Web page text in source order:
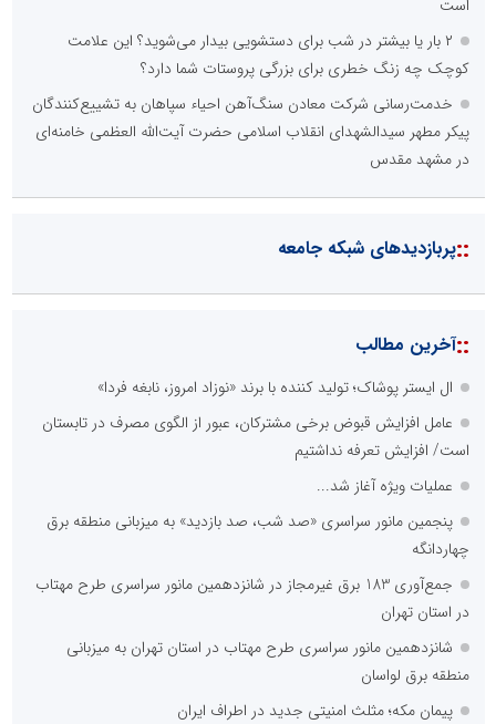
است
۲ بار یا بیشتر در شب برای دستشویی بیدار می‌شوید؟ این علامت
کوچک چه زنگ خطری برای بزرگی پروستات شما دارد؟
خدمت‌رسانی شرکت معادن سنگ‌آهن احیاء سپاهان به تشییع‌کنندگان
پیکر مطهر سیدالشهدای انقلاب اسلامی حضرت آیت‌الله العظمی خامنه‌ای
در مشهد مقدس
::پربازدیدهای شبکه جامعه
::آخرین مطالب
ال ایستر پوشاک؛ تولید کننده با برند «نوزاد امروز، نابغه فردا»
عامل افزایش قبوض برخی مشترکان، عبور از الگوی مصرف در تابستان
است/ افزایش تعرفه نداشتیم
عملیات ویژه آغاز شد...
پنجمین مانور سراسری «صد شب، صد بازدید» به میزبانی منطقه برق
چهاردانگه
جمع‌آوری 183 برق غیرمجاز در شانزدهمین مانور سراسری طرح مهتاب
در استان تهران
شانزدهمین مانور سراسری طرح مهتاب در استان تهران به میزبانی
منطقه برق لواسان
پیمان مکه؛ مثلث امنیتی جدید در اطراف ایران